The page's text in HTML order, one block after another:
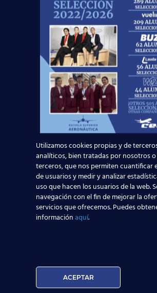
Noticias Relacionadas
El Aeropuerto Adolfo Suárez
supera los 5,8 millones de
Leer más
¿Qué hace un Tripulante de
Pasajeros? Descubre esta
profesión
Leer más
5 errores comunes al elegir
Utilizamos cookies propias y de
analíticos, bien tratadas por nosotros
terceros, que nos permiten cuantificar
de usuarios y medir y analizar
uso que hacen los usuarios de la web.
navegación con el fin de mejorar la
servicios que ofrecemos. Puedes
informaciónaquí.
ACEPTAR